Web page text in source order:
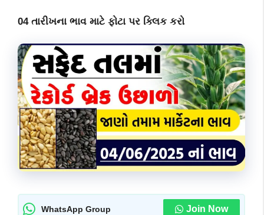
04 તારીખના ભાવ માટે ફોટા પર ક્લિક કરો
WhatsApp Group Join Now